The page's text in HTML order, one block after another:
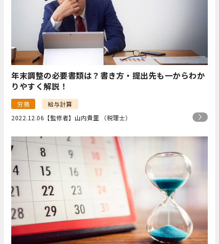
年末調整の必要書類は？書き方・提出先も一からわか
りやすく解説！
労務
給与計算
2022.12.06 【監修者】山内貴里 （税理士）